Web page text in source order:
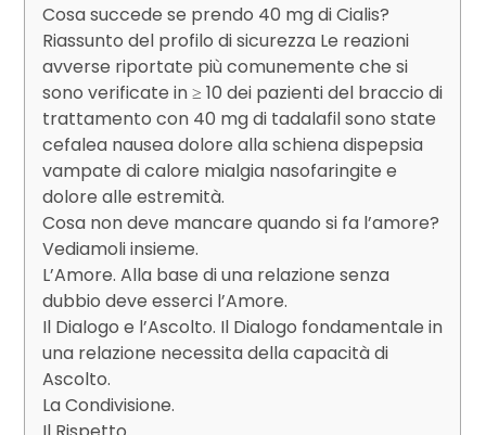
Cosa succede se prendo 40 mg di Cialis?
Riassunto del profilo di sicurezza Le reazioni
avverse riportate più comunemente che si
sono verificate in ≥ 10 dei pazienti del braccio di
trattamento con 40 mg di tadalafil sono state
cefalea nausea dolore alla schiena dispepsia
vampate di calore mialgia nasofaringite e
dolore alle estremità.
Cosa non deve mancare quando si fa l’amore?
Vediamoli insieme.
L’Amore. Alla base di una relazione senza
dubbio deve esserci l’Amore.
Il Dialogo e l’Ascolto. Il Dialogo fondamentale in
una relazione necessita della capacità di
Ascolto.
La Condivisione.